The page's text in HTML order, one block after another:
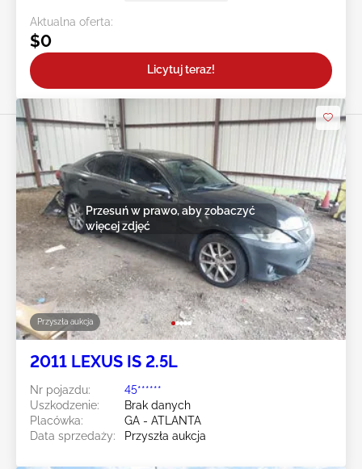
Aktualna oferta:
$0
Licytuj teraz!
Przyszła aukcja
Przesuń w prawo, aby zobaczyć
więcej zdjęć
2011 LEXUS IS 2.5L
Nr pojazdu:
45******
Uszkodzenie:
Brak danych
Placówka:
GA - ATLANTA
Data sprzedaży:
Przyszła aukcja